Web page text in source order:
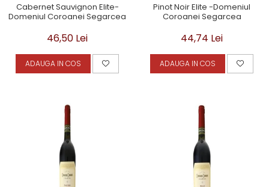
Cabernet Sauvignon Elite-
Domeniul Coroanei Segarcea
46,50 Lei
ADAUGA IN COS
Pinot Noir Elite -Domeniul
Coroanei Segarcea
44,74 Lei
ADAUGA IN COS